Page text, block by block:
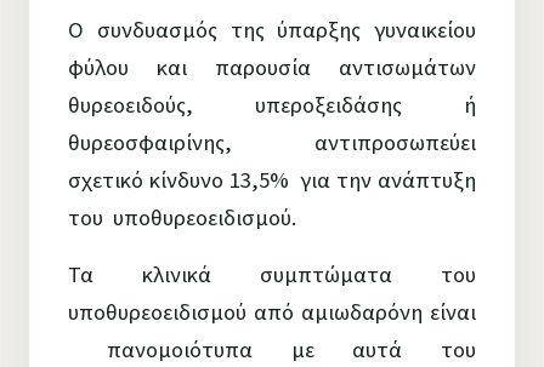
Ο συνδυασμός της ύπαρξης γυναικείου
φύλου και παρουσία αντισωμάτων
θυρεοειδούς, υπεροξειδάσης ή
θυρεοσφαιρίνης, αντιπροσωπεύει
σχετικό κίνδυνο 13,5% για την ανάπτυξη
του υποθυρεοειδισμού.
Τα κλινικά συμπτώματα του
υποθυρεοειδισμού από αμιωδαρόνη είναι
πανομοιότυπα με αυτά του